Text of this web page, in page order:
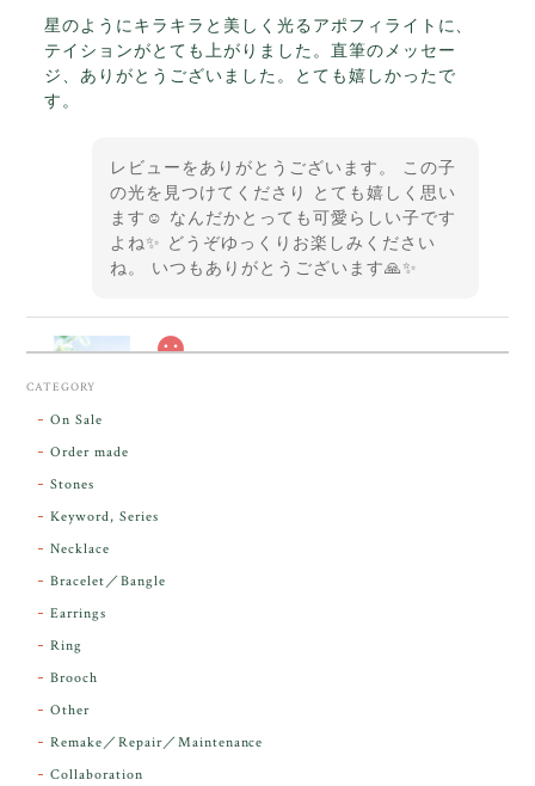
星のようにキラキラと美しく光るアポフィライトに、
テイションがとても上がりました。直筆のメッセー
ジ、ありがとうございました。とても嬉しかったで
す。
レビューをありがとうございます。 この子
の光を見つけてくださり とても嬉しく思い
ます☺️ なんだかとっても可愛らしい子です
よね✨ どうぞゆっくりお楽しみください
ね。 いつもありがとうございます🙏✨
ンダラで感動しました。素敵な箱と和紙で石を包んで
下さり、ありがとうございました。
レビューをありがとうございます。 実物を
こそ この度は誠にありがとうございまし
CATEGORY
On Sale
Order made
Stones
Keyword, Series
Necklace
Bracelet／Bangle
Earrings
Ring
Brooch
Other
Remake／Repair／Maintenance
Collaboration